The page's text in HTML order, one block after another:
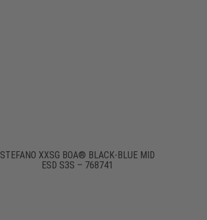
STEFANO XXSG BOA® BLACK-BLUE MID
ESD S3S – 768741